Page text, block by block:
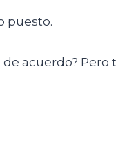
puesto.
de acuerdo?